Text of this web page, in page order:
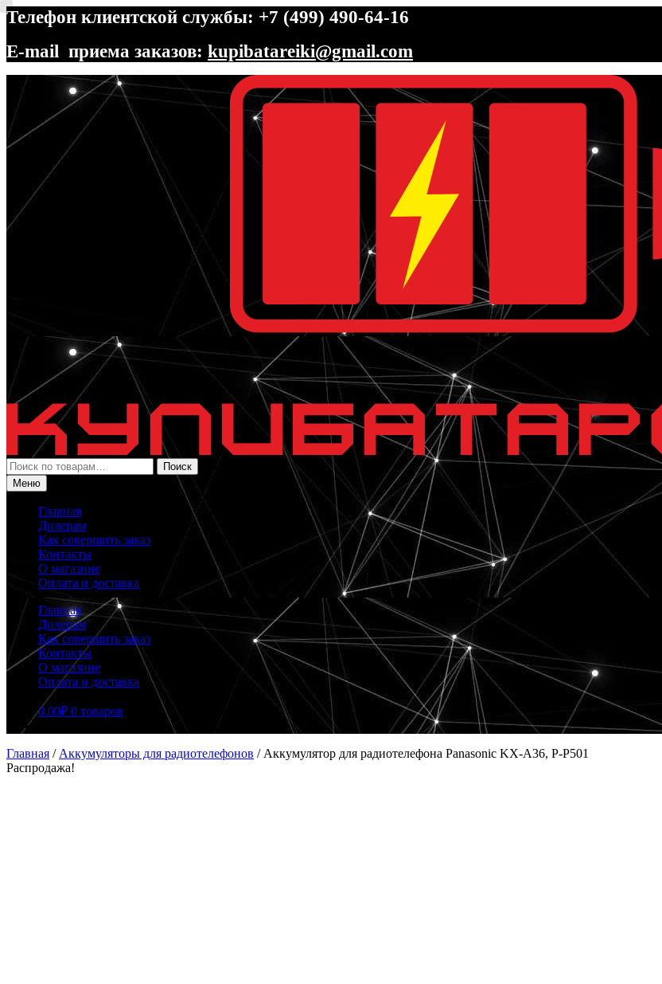
Телефон клиентской службы: +7 (499) 490-64-16
E-mail приема заказов: kupibatareiki@gmail.com
Перейти
навигации
Перейти
содержимому
Искать:
Поиск
Меню
Главная
Дилерам
Как совершить заказ
Контакты
О магазине
Оплата и доставка
Главная
Дилерам
Как совершить заказ
Контакты
О магазине
Оплата и доставка
0.00₽ 0 товаров
Главная / Аккумуляторы для радиотелефонов / Аккумулятор для радиотелефона Panasonic KX-A36, P-P501
Распродажа!